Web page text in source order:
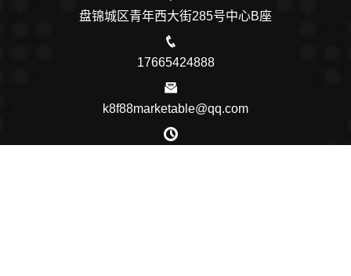
盘锦城区青年西大街285号中心B座
17665424888
k8f88marketable@qq.com